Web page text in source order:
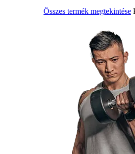
Összes termék megtekintése